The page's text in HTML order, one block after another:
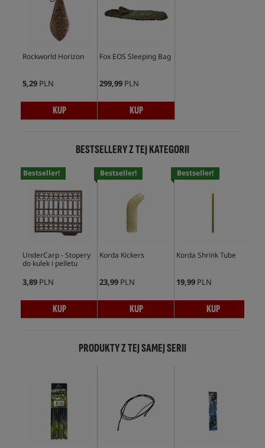
Rockworld Horizon
5,29 PLN
KUP
Fox EOS Sleeping Bag
299,99 PLN
KUP
BESTSELLERY Z TEJ KATEGORII
Bestseller!
UnderCarp - Stopery
do kulek i pelletu
3,89 PLN
KUP
Bestseller!
Korda Kickers
23,99 PLN
KUP
Bestseller!
Korda Shrink Tube
19,99 PLN
KUP
PRODUKTY Z TEJ SAMEJ SERII